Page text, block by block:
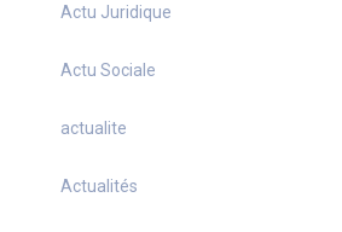
Actu Juridique
Actu Sociale
actualite
Actualités